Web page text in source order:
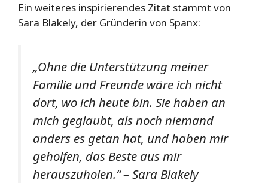
Ein weiteres inspirierendes Zitat stammt von
Sara Blakely, der Gründerin von Spanx:
„Ohne die Unterstützung meiner
Familie und Freunde wäre ich nicht
dort, wo ich heute bin. Sie haben an
mich geglaubt, als noch niemand
anders es getan hat, und haben mir
geholfen, das Beste aus mir
herauszuholen.“ – Sara Blakely